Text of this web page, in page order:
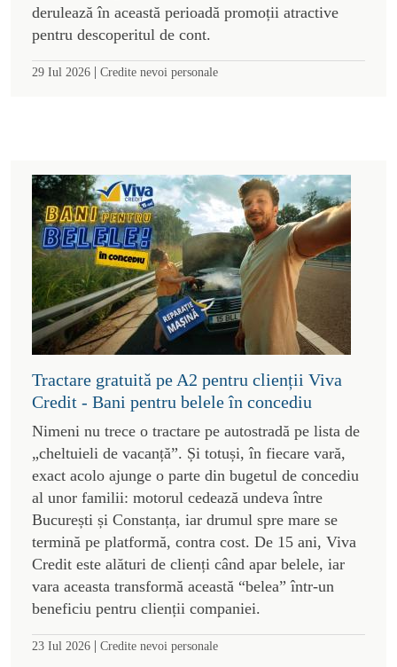
derulează în această perioadă promoții atractive
pentru descoperitul de cont.
29 Iul 2026 | Credite nevoi personale
Tractare gratuită pe A2 pentru clienții Viva
Credit - Bani pentru belele în concediu
Nimeni nu trece o tractare pe autostradă pe lista de
„cheltuieli de vacanță”. Și totuși, în fiecare vară,
exact acolo ajunge o parte din bugetul de concediu
al unor familii: motorul cedează undeva între
București și Constanța, iar drumul spre mare se
termină pe platformă, contra cost. De 15 ani, Viva
Credit este alături de clienți când apar belele, iar
vara aceasta transformă această “belea” într-un
beneficiu pentru clienții companiei.
23 Iul 2026 | Credite nevoi personale